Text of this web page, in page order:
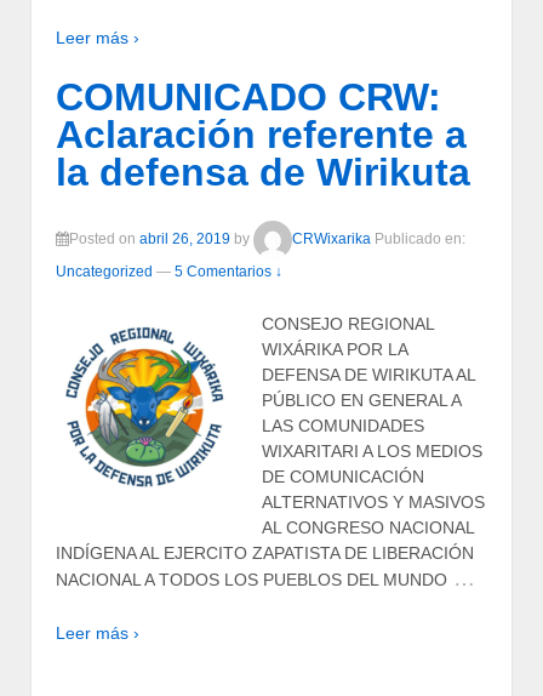
Leer más ›
COMUNICADO CRW:
Aclaración referente a
la defensa de Wirikuta
Posted on abril 26, 2019 by CRWixarika Publicado en:
Uncategorized — 5 Comentarios ↓
CONSEJO REGIONAL
WIXÁRIKA POR LA
DEFENSA DE WIRIKUTA AL
PÚBLICO EN GENERAL A
LAS COMUNIDADES
WIXARITARI A LOS MEDIOS
DE COMUNICACIÓN
ALTERNATIVOS Y MASIVOS
AL CONGRESO NACIONAL
INDÍGENA AL EJERCITO ZAPATISTA DE LIBERACIÓN
NACIONAL A TODOS LOS PUEBLOS DEL MUNDO …
Leer más ›